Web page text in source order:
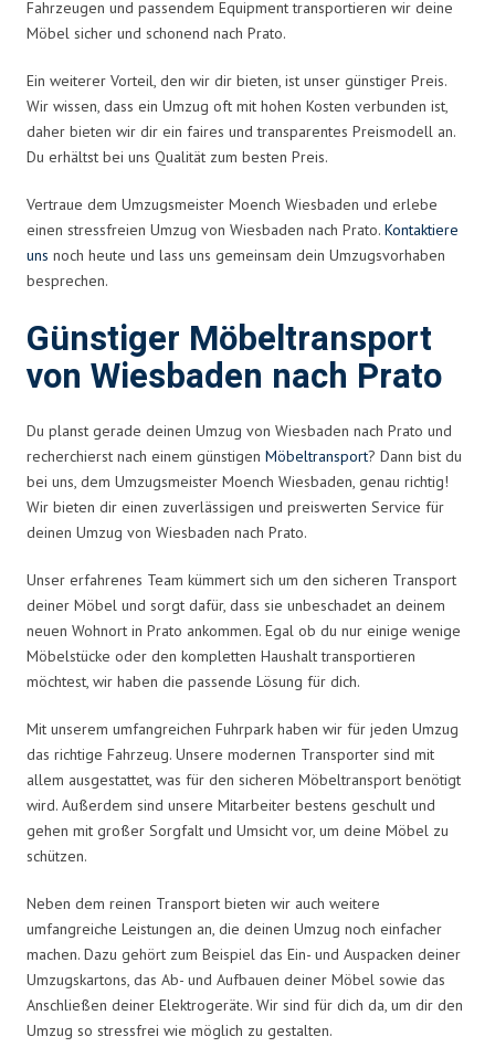
Fahrzeugen und passendem Equipment transportieren wir deine
Möbel sicher und schonend nach Prato.
Ein weiterer Vorteil, den wir dir bieten, ist unser günstiger Preis.
Wir wissen, dass ein Umzug oft mit hohen Kosten verbunden ist,
daher bieten wir dir ein faires und transparentes Preismodell an.
Du erhältst bei uns Qualität zum besten Preis.
Vertraue dem Umzugsmeister Moench Wiesbaden und erlebe
einen stressfreien Umzug von Wiesbaden nach Prato. Kontaktiere
uns noch heute und lass uns gemeinsam dein Umzugsvorhaben
besprechen.
Günstiger Möbeltransport
von Wiesbaden nach Prato
Du planst gerade deinen Umzug von Wiesbaden nach Prato und
recherchierst nach einem günstigen Möbeltransport? Dann bist du
bei uns, dem Umzugsmeister Moench Wiesbaden, genau richtig!
Wir bieten dir einen zuverlässigen und preiswerten Service für
deinen Umzug von Wiesbaden nach Prato.
Unser erfahrenes Team kümmert sich um den sicheren Transport
deiner Möbel und sorgt dafür, dass sie unbeschadet an deinem
neuen Wohnort in Prato ankommen. Egal ob du nur einige wenige
Möbelstücke oder den kompletten Haushalt transportieren
möchtest, wir haben die passende Lösung für dich.
Mit unserem umfangreichen Fuhrpark haben wir für jeden Umzug
das richtige Fahrzeug. Unsere modernen Transporter sind mit
allem ausgestattet, was für den sicheren Möbeltransport benötigt
wird. Außerdem sind unsere Mitarbeiter bestens geschult und
gehen mit großer Sorgfalt und Umsicht vor, um deine Möbel zu
schützen.
Neben dem reinen Transport bieten wir auch weitere
umfangreiche Leistungen an, die deinen Umzug noch einfacher
machen. Dazu gehört zum Beispiel das Ein- und Auspacken deiner
Umzugskartons, das Ab- und Aufbauen deiner Möbel sowie das
Anschließen deiner Elektrogeräte. Wir sind für dich da, um dir den
Umzug so stressfrei wie möglich zu gestalten.